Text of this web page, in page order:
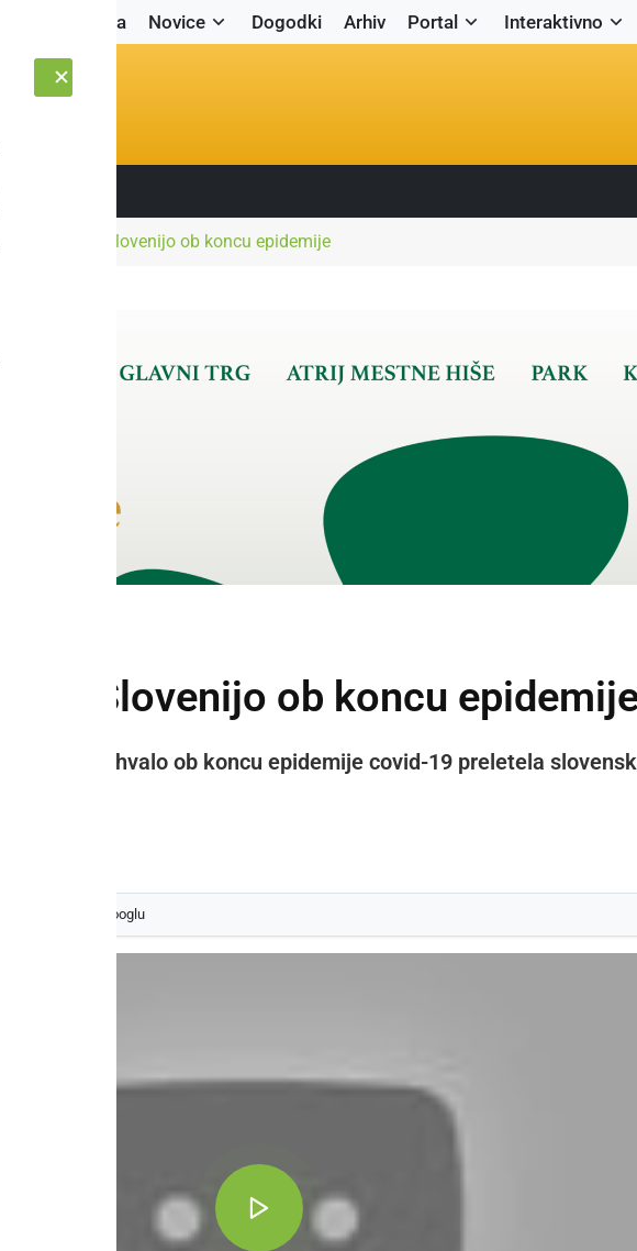
Naslovnica Novice Dogodki Arhiv Portal Interaktivno
letal nad Slovenijo ob koncu epidemije
nad Slovenijo ob koncu
bodo v zahvalo ob koncu epidemije covid-19 preletela
vir na Googlu